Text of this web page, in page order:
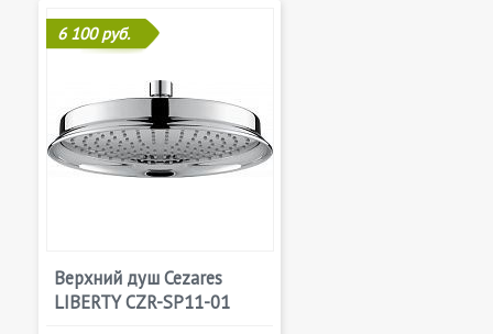
6 100 руб.
Верхний душ Cezares
LIBERTY CZR-SP11-01